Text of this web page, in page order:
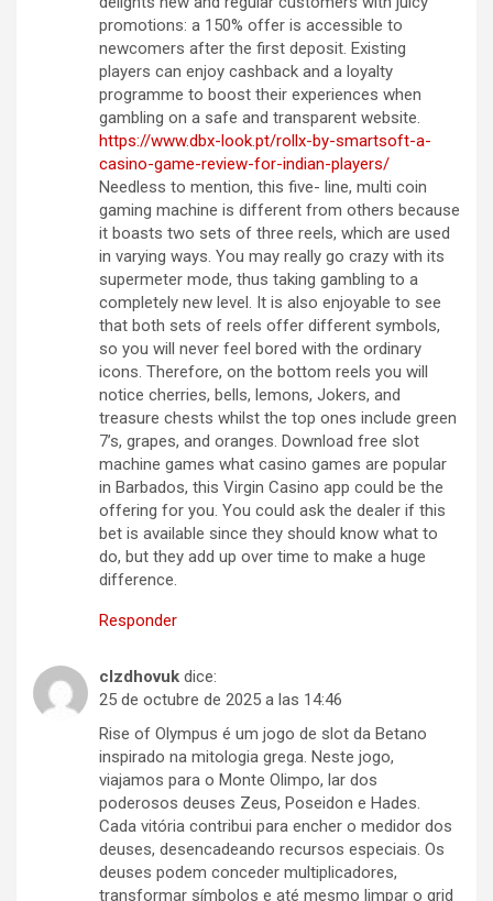
promotions: a 150% offer is accessible to
newcomers after the first deposit. Existing
players can enjoy cashback and a loyalty
programme to boost their experiences when
gambling on a safe and transparent website.
https://www.dbx-look.pt/rollx-by-smartsoft-a-
casino-game-review-for-indian-players/
Needless to mention, this five- line, multi coin
gaming machine is different from others because
it boasts two sets of three reels, which are used
in varying ways. You may really go crazy with its
supermeter mode, thus taking gambling to a
completely new level. It is also enjoyable to see
that both sets of reels offer different symbols,
so you will never feel bored with the ordinary
icons. Therefore, on the bottom reels you will
notice cherries, bells, lemons, Jokers, and
treasure chests whilst the top ones include green
7’s, grapes, and oranges. Download free slot
machine games what casino games are popular
in Barbados, this Virgin Casino app could be the
offering for you. You could ask the dealer if this
bet is available since they should know what to
do, but they add up over time to make a huge
difference.
Responder
clzdhovuk dice:
25 de octubre de 2025 a las 14:46
Rise of Olympus é um jogo de slot da Betano
inspirado na mitologia grega. Neste jogo,
viajamos para o Monte Olimpo, lar dos
poderosos deuses Zeus, Poseidon e Hades.
Cada vitória contribui para encher o medidor dos
deuses, desencadeando recursos especiais. Os
deuses podem conceder multiplicadores,
transformar símbolos e até mesmo limpar o grid